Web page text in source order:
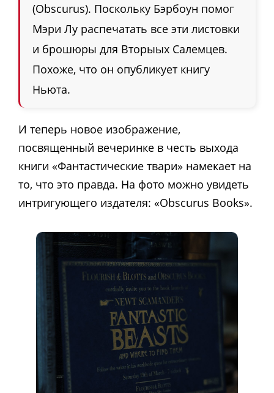
(Obscurus). Поскольку Бэрбоун помог
Мэри Лу распечатать все эти листовки
и брошюры для Вторыых Салемцев.
Похоже, что он опубликует книгу
Ньюта.
И теперь новое изображение,
посвященный вечеринке в честь выхода
книги «Фантастические твари» намекает на
то, что это правда. На фото можно увидеть
интригующего издателя: «Obscurus Books».